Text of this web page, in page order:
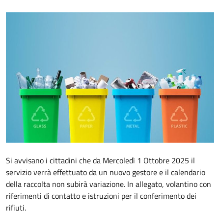
Si avvisano i cittadini che da Mercoledì 1 Ottobre 2025 il
servizio verrà effettuato da un nuovo gestore e il calendario
della raccolta non subirà variazione. In allegato, volantino con
riferimenti di contatto e istruzioni per il conferimento dei
rifiuti.